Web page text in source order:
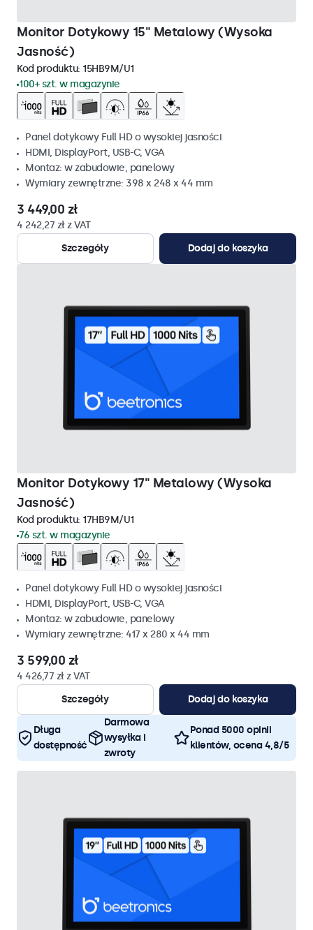
Monitor Dotykowy 15" Metalowy (Wysoka
Jasność)
Kod produktu: 15HB9M/U1
100+ szt. w magazynie
Panel dotykowy Full HD o wysokiej jasności
HDMI, DisplayPort, USB-C, VGA
Montaz: w zabudowie, panelowy
Wymiary zewnętrzne: 398 x 248 x 44 mm
3 449,00 zł
4 242,27 zł z VAT
Szczegóły
Dodaj do koszyka
Monitor Dotykowy 17" Metalowy (Wysoka
Jasność)
Kod produktu: 17HB9M/U1
76 szt. w magazynie
Panel dotykowy Full HD o wysokiej jasności
HDMI, DisplayPort, USB-C, VGA
Montaz: w zabudowie, panelowy
Wymiary zewnętrzne: 417 x 280 x 44 mm
3 599,00 zł
4 426,77 zł z VAT
Szczegóły
Dodaj do koszyka
Długa
dostępność
Darmowa
wysyłka i
zwroty
Ponad 5000 opinii
klientów, ocena 4,8/5